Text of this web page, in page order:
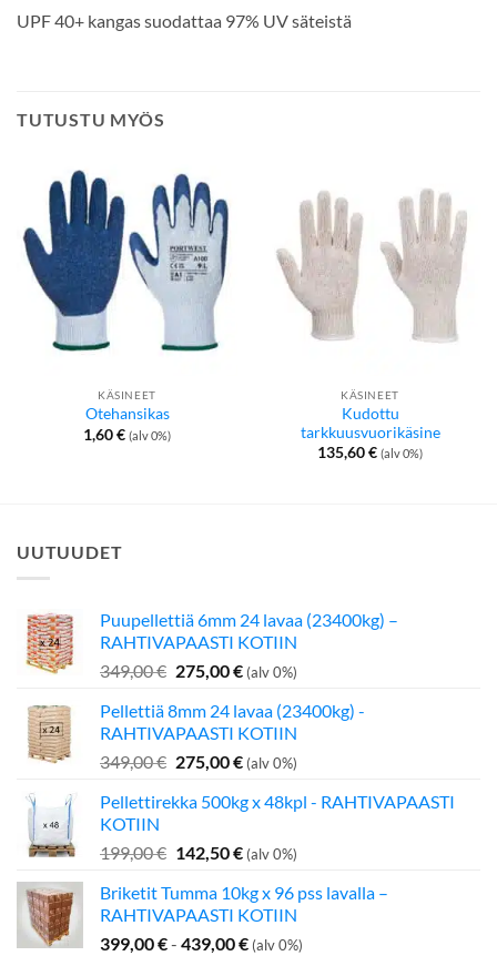
UPF 40+ kangas suodattaa 97% UV säteistä
TUTUSTU MYÖS
KÄSINEET
Otehansikas
1,60€ (alv 0%)
KÄSINEET
Kudottu
tarkkuusvuorikäsine
135,60€ (alv 0%)
UUTUUDET
Puupellettiä 6mm 24 lavaa (23400kg) –
RAHTIVAPAASTI KOTIIN
349,00€ Alkuperäinen
oli:
349,00 €.
275,00€Nykyinen
on:
275,00 €.
(alv 0%)
Pellettiä 8mm 24 lavaa (23400kg) -
RAHTIVAPAASTI KOTIIN
349,00€ Alkuperäinen
oli:
275,00€Nykyinen
on:
(alv 0%)
Pellettirekka 500kg x 48kpl - RAHTIVAPAASTI
KOTIIN
199,00€ Alkuperäinen
oli:
199,00 €.
142,50€Nykyinen
on:
142,50 €.
(alv 0%)
Briketit Tumma 10kg x 96 pss lavalla –
RAHTIVAPAASTI KOTIIN
399,00€- 439,00€ (alv 0%)